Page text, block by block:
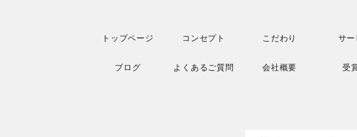
トップページ コンセプト こだわり サー
ブログ よくあるご質問 会社概要 受